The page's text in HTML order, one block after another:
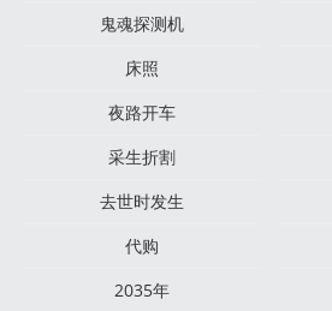
鬼魂探测机
床照
夜路开车
采生折割
去世时发生
代购
2035年